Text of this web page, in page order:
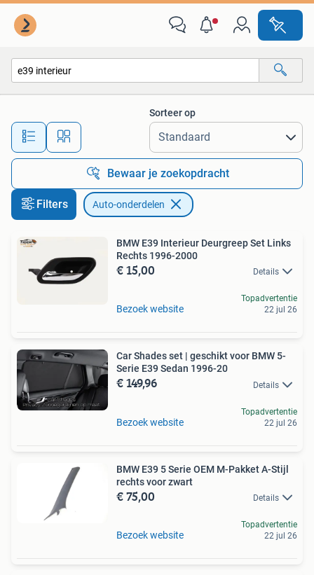
Alle afstanden…
Sorteer op
Bewaar je zoekopdracht
Filters Auto-onderdelen
BMW E39 Interieur Deurgreep Set Links
Rechts 1996-2000
€ 15,00 Details
Bezoek website
Topadvertentie
22 jul 26
Car Shades set | geschikt voor BMW 5-
Serie E39 Sedan 1996-20
€ 149,96 Details
Bezoek website
Topadvertentie
22 jul 26
BMW E39 5 Serie OEM M-Pakket A-Stijl
rechts voor zwart
€ 75,00 Details
Bezoek website
Topadvertentie
22 jul 26